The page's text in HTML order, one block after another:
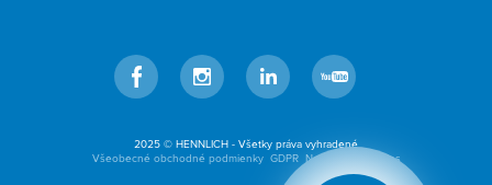
2025 © HENNLICH - Všetky práva vyhradené
Všeobecné obchodné podmienky GDPR Nastavenia cookies
FacebookInstagramLinkedIn YouTube